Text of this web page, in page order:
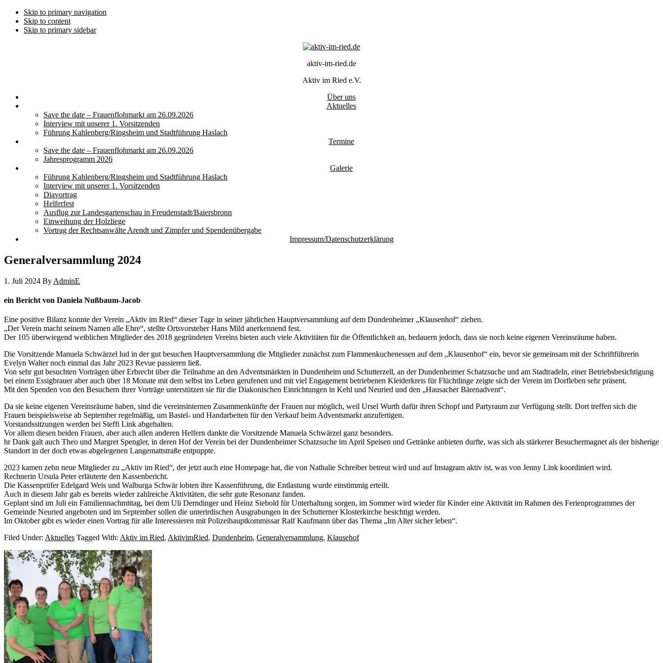
Skip to primary navigation
Skip to content
Skip to primary sidebar
aktiv-im-ried.de
Aktiv im Ried e.V.
Über uns
Aktuelles
Save the date – Frauenflohmarkt am 26.09.2026
Interview mit unserer 1. Vorsitzenden
Führung Kahlenberg/Ringsheim und Stadtführung Haslach
Termine
Save the date – Frauenflohmarkt am 26.09.2026
Jahresprogramm 2026
Galerie
Führung Kahlenberg/Ringsheim und Stadtführung Haslach
Interview mit unserer 1. Vorsitzenden
Diavortrag
Helferfest
Ausflug zur Landesgartenschau in Freudenstadt/Baiersbronn
Einweihung der Holzliege
Vortrag der Rechtsanwälte Arendt und Zimpfer und Spendenübergabe
Impressum/Datenschutzerklärung
Generalversammlung 2024
1. Juli 2024 By AdminE
ein Bericht von Daniela Nußbaum-Jacob
Eine positive Bilanz konnte der Verein „Aktiv im Ried“ dieser Tage in seiner jährlichen Hauptversammlung auf dem Dundenheimer „Klausenhof“ ziehen.
„Der Verein macht seinem Namen alle Ehre“, stellte Ortsvorsteher Hans Mild anerkennend fest.
Der 105 überwiegend weiblichen Mitglieder des 2018 gegründeten Vereins bieten auch viele Aktivitäten für die Öffentlichkeit an, bedauern jedoch, dass sie noch keine eigenen Vereinsräume haben.
Die Vorsitzende Manuela Schwärzel lud in der gut besuchen Hauptversammlung die Mitglieder zunächst zum Flammenkuchenessen auf dem „Klausenhof“ ein, bevor sie gemeinsam mit der Schriftführerin
Evelyn Walter noch einmal das Jahr 2023 Revue passieren ließ.
Von sehr gut besuchten Vorträgen über Erbrecht über die Teilnahme an den Adventsmärkten in Dundenheim und Schutterzell, an der Dundenheimer Schatzsuche und am Stadtradeln, einer Betriebsbesichtigung
bei einem Essigbrauer aber auch über 18 Monate mit dem selbst ins Leben gerufenen und mit viel Engagement betriebenen Kleiderkreis für Flüchtlinge zeigte sich der Verein im Dorfleben sehr präsent.
Mit den Spenden von den Besuchern ihrer Vorträge unterstützen sie für die Diakonischen Einrichtungen in Kehl und Neuried und den „Hausacher Bärenadvent“.
Da sie keine eigenen Vereinsräume haben, sind die vereinsinternen Zusammenkünfte der Frauen nur möglich, weil Ursel Wurth dafür ihren Schopf und Partyraum zur Verfügung stellt. Dort treffen sich die
Frauen beispielsweise ab September regelmäßig, um Bastel- und Handarbeiten für den Verkauf beim Adventsmarkt anzufertigen.
Vorstandssitzungen werden bei Steffi Link abgehalten.
Vor allem diesen beiden Frauen, aber auch allen anderen Helfern dankte die Vorsitzende Manuela Schwärzel ganz besonders.
hr Dank galt auch Theo und Margret Spengler, in deren Hof der Verein bei der Dundenheimer Schatzsuche im April Speisen und Getränke anbieten durfte, was sich als stärkerer Besuchermagnet als der bisherige
Standort in der doch etwas abgelegenen Langemattstraße entpuppte.
2023 kamen zehn neue Mitglieder zu „Aktiv im Ried“, der jetzt auch eine Homepage hat, die von Nathalie Schreiber betreut wird und auf Instagram aktiv ist, was von Jenny Link koordiniert wird.
Rechnerin Ursula Peter erläuterte den Kassenbericht.
Die Kassenprüfer Edelgard Weis und Walburga Schwär lobten ihre Kassenführung, die Entlastung wurde einstimmig erteilt.
Auch in diesem Jahr gab es bereits wieder zahlreiche Aktivitäten, die sehr gute Resonanz fanden.
Geplant sind im Juli ein Familiennachmittag, bei dem Uli Derndinger und Heinz Siebold für Unterhaltung sorgen, im Sommer wird wieder für Kinder eine Aktivität im Rahmen des Ferienprogrammes der
Gemeinde Neuried angeboten und im September sollen die unterirdischen Ausgrabungen in der Schutterner Klosterkirche besichtigt werden.
Im Oktober gibt es wieder einen Vortrag für alle Interessieren mit Polizeihauptkommissar Ralf Kaufmann über das Thema „Im Alter sicher leben“.
Filed Under: Aktuelles Tagged With: Aktiv im Ried, AktivimRied, Dundenheim, Generalversammlung, Klausehof
Primary
Sidebar